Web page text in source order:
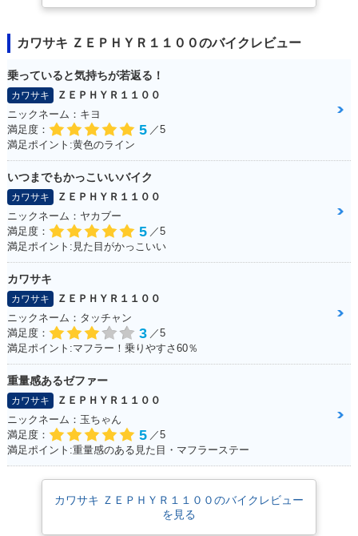
カワサキ ＺＥＰＨＹＲ１１００のバイクレビュー
乗っていると気持ちが若返る！
カワサキ
ＺＥＰＨＹＲ１１００
ニックネーム：キヨ
満足度：
5 ／5
満足ポイント:黄色のライン
いつまでもかっこいいバイク
カワサキ
ＺＥＰＨＹＲ１１００
ニックネーム：ヤカブー
満足度：
5 ／5
満足ポイント:見た目がかっこいい
カワサキ
カワサキ
ＺＥＰＨＹＲ１１００
ニックネーム：タッチャン
満足度：
3 ／5
満足ポイント:マフラー！乗りやすさ60％
重量感あるゼファー
カワサキ
ＺＥＰＨＹＲ１１００
ニックネーム：玉ちゃん
満足度：
5 ／5
満足ポイント:重量感のある見た目・マフラーステー
カワサキ ＺＥＰＨＹＲ１１００のバイクレビュー
を見る